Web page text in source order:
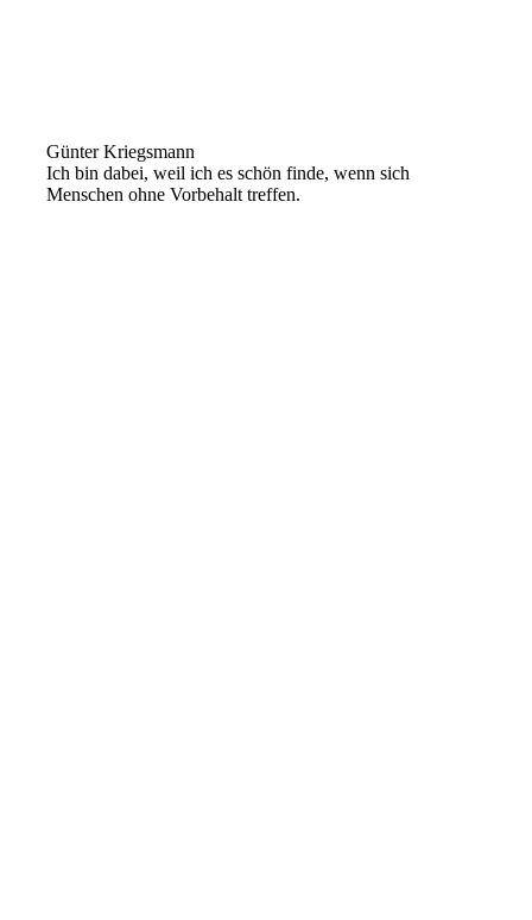
Günter Kriegsmann
Ich bin dabei, weil ich es schön finde, wenn sich
Menschen ohne Vorbehalt treffen.